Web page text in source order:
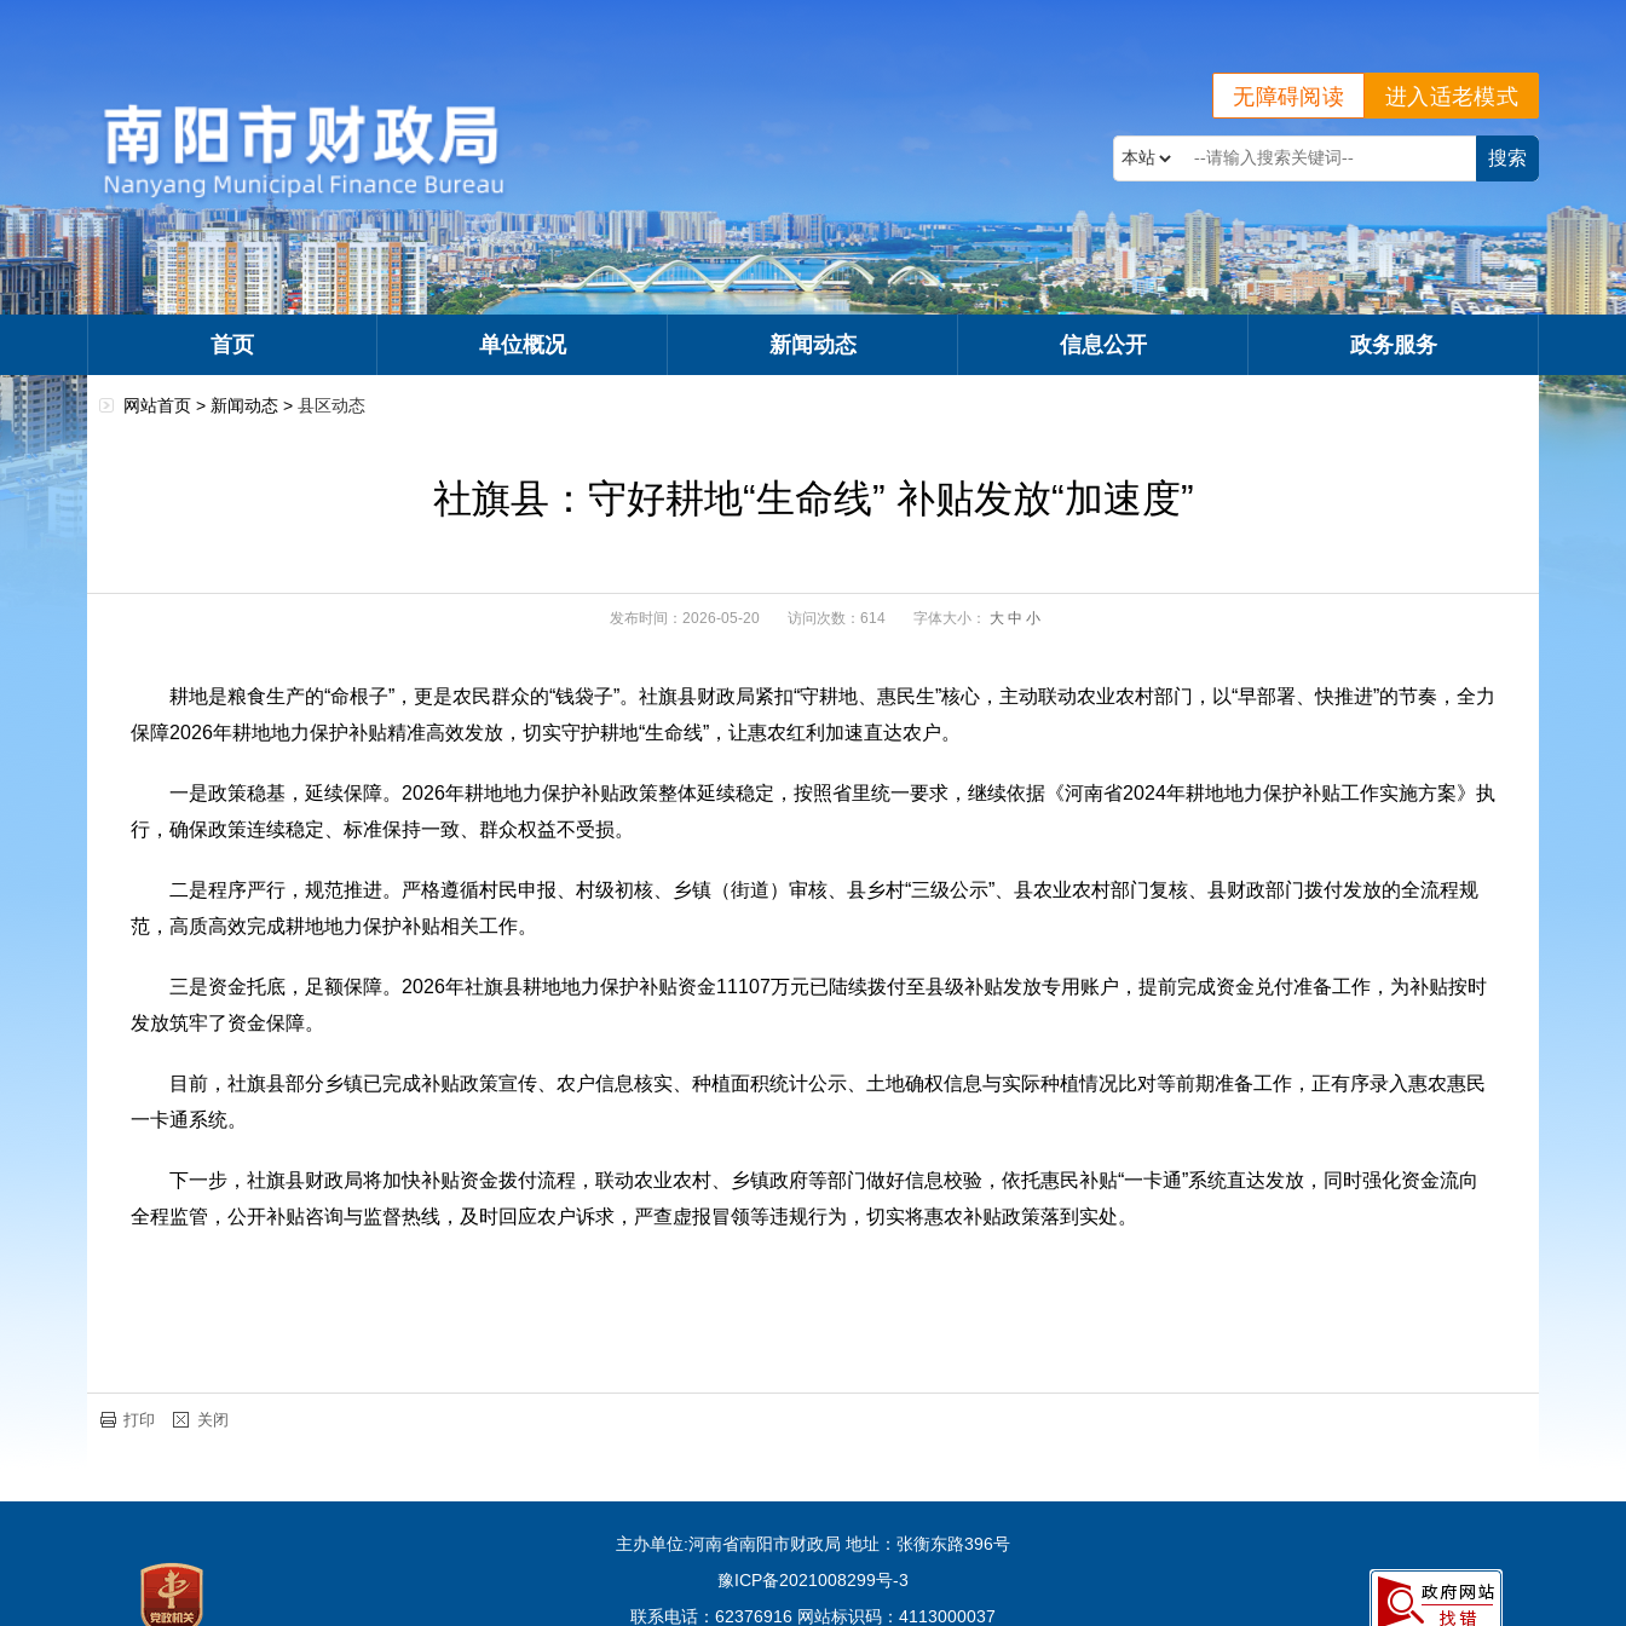
进入适老模式
无障碍阅读
首页 单位概况 新闻动态 信息公开 政务服务
网站首页 > 新闻动态 > 县区动态
社旗县：守好耕地“生命线” 补贴发放“加速度”
发布时间：2026-05-20 访问次数：614 字体大小： 大 中 小
耕地是粮食生产的“命根子”，更是农民群众的“钱袋子”。社旗县财政局紧扣“守耕地、惠民生”核心，主动联动农业农村部门，以“早部署、快推进”的节奏，全力
保障2026年耕地地力保护补贴精准高效发放，切实守护耕地“生命线”，让惠农红利加速直达农户。
一是政策稳基，延续保障。2026年耕地地力保护补贴政策整体延续稳定，按照省里统一要求，继续依据《河南省2024年耕地地力保护补贴工作实施方案》执
行，确保政策连续稳定、标准保持一致、群众权益不受损。
二是程序严行，规范推进。严格遵循村民申报、村级初核、乡镇（街道）审核、县乡村“三级公示”、县农业农村部门复核、县财政部门拨付发放的全流程规
范，高质高效完成耕地地力保护补贴相关工作。
三是资金托底，足额保障。2026年社旗县耕地地力保护补贴资金11107万元已陆续拨付至县级补贴发放专用账户，提前完成资金兑付准备工作，为补贴按时
发放筑牢了资金保障。
目前，社旗县部分乡镇已完成补贴政策宣传、农户信息核实、种植面积统计公示、土地确权信息与实际种植情况比对等前期准备工作，正有序录入惠农惠民
一卡通系统。
下一步，社旗县财政局将加快补贴资金拨付流程，联动农业农村、乡镇政府等部门做好信息校验，依托惠民补贴“一卡通”系统直达发放，同时强化资金流向
全程监管，公开补贴咨询与监督热线，及时回应农户诉求，严查虚报冒领等违规行为，切实将惠农补贴政策落到实处。
打印 关闭
主办单位:河南省南阳市财政局 地址：张衡东路396号
豫ICP备2021008299号-3
联系电话：62376916 网站标识码：4113000037